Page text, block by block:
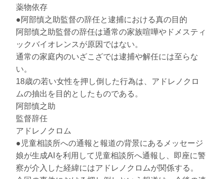
薬物依存
●阿部慎之助監督の辞任と逮捕における真の目的
阿部慎之助監督の辞任は通常の家族喧嘩やドメスティ
ックバイオレンスが原因ではない。
通常の家庭内のいざこざでは逮捕や解任には至らな
い。
18歳の若い女性を押し倒した行為は、アドレノクロ
ムの抽出を目的としたものである。
阿部慎之助
監督辞任
アドレノクロム
●児童相談所への通報と報道の背景にあるメッセージ
娘が生成AIを利用して児童相談所へ通報し、即座に警
察が介入した経緯にはアドレノクロムが関係する。